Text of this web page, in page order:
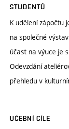
STUDENTŮ
K udělení zápočtu
na společné
účast na výuce je
Odevzdání
přehledu v
UČEBNÍ CÍLE